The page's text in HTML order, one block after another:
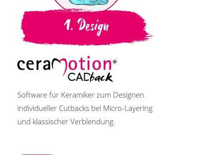
1. Design
Software für Keramiker zum Designen
individueller Cutbacks bei Micro-Layering
und klassischer Verblendung.